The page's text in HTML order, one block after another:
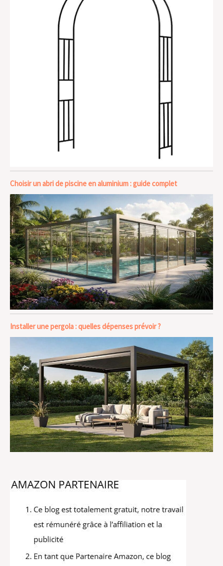
Choisir un abri de piscine en aluminium : guide complet
Installer une pergola : quelles dépenses prévoir ?